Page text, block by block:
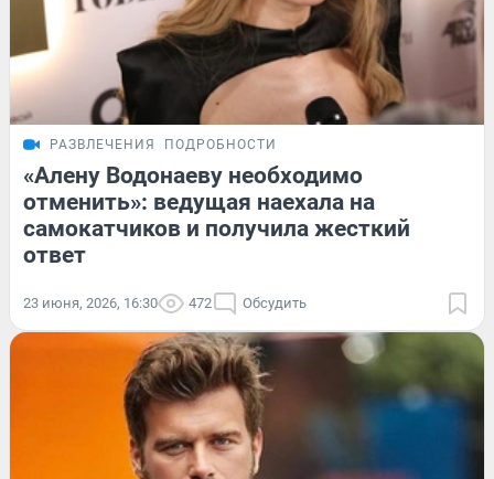
РАЗВЛЕЧЕНИЯ ПОДРОБНОСТИ
«Алену Водонаеву необходимо
отменить»: ведущая наехала на
самокатчиков и получила жесткий
ответ
23 июня, 2026, 16:30 472 Обсудить